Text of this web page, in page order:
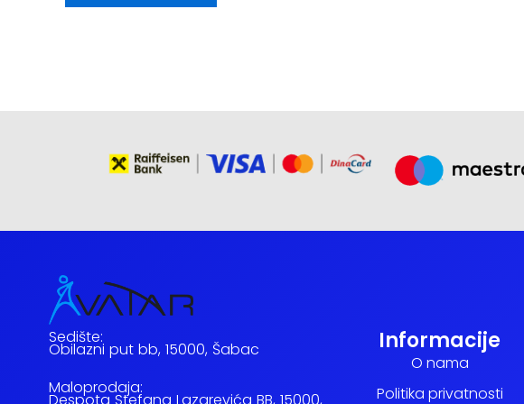
Sedište:
Obilazni put bb, 15000, Šabac
Maloprodaja:
Informacije
O nama
Politika privatnosti